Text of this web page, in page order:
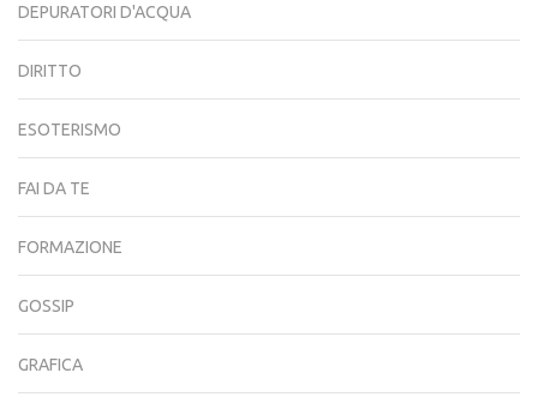
DEPURATORI D'ACQUA
DIRITTO
ESOTERISMO
FAI DA TE
FORMAZIONE
GOSSIP
GRAFICA